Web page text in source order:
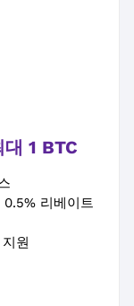
1 BTC
리베이트
원